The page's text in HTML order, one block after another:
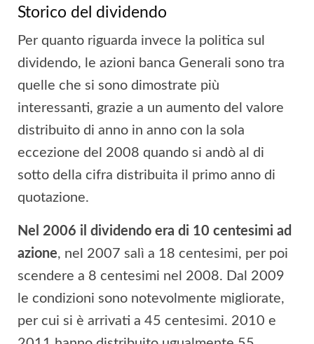
Storico del dividendo
Per quanto riguarda invece la politica sul
dividendo, le azioni banca Generali sono tra
quelle che si sono dimostrate più
interessanti, grazie a un aumento del valore
distribuito di anno in anno con la sola
eccezione del 2008 quando si andò al di
sotto della cifra distribuita il primo anno di
quotazione.
Nel 2006 il dividendo era di 10 centesimi ad
azione, nel 2007 salì a 18 centesimi, per poi
scendere a 8 centesimi nel 2008. Dal 2009
le condizioni sono notevolmente migliorate,
per cui si è arrivati a 45 centesimi. 2010 e